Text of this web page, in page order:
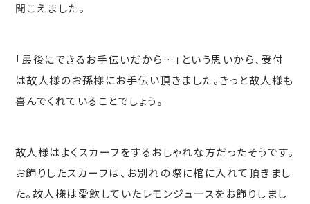
聞こえました。
「最後にできるお手伝いだから…」という思いから、受付
は故人様のお孫様にお手伝い頂きました。きっと故人様も
喜んでくれていることでしょう。
故人様はよくスカーフをするおしゃれな方だったそうです。
お飾りしたスカーフは、お別れの際に棺に入れて頂きまし
た。故人様は愛飲していたレモンジュースをお飾りしまし